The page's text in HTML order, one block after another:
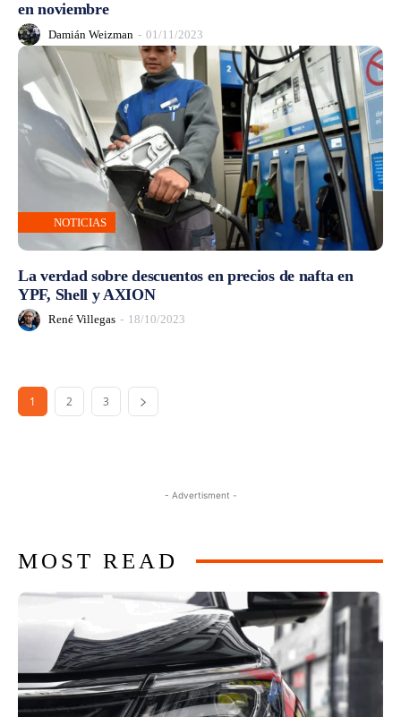
en noviembre
Damián Weizman - 01/11/2023
NOTICIAS
La verdad sobre descuentos en precios de nafta en
YPF, Shell y AXION
René Villegas - 18/10/2023
1 2 3
- Advertisment -
MOST READ